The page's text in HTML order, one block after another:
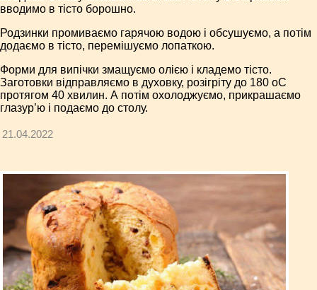
вводимо в тісто борошно.
Родзинки промиваємо гарячою водою і обсушуємо, а потім
додаємо в тісто, перемішуємо лопаткою.
Форми для випічки змащуємо олією і кладемо тісто.
Заготовки відправляємо в духовку, розігріту до 180 оС
протягом 40 хвилин. А потім охолоджуємо, прикрашаємо
глазур’ю і подаємо до столу.
21.04.2022